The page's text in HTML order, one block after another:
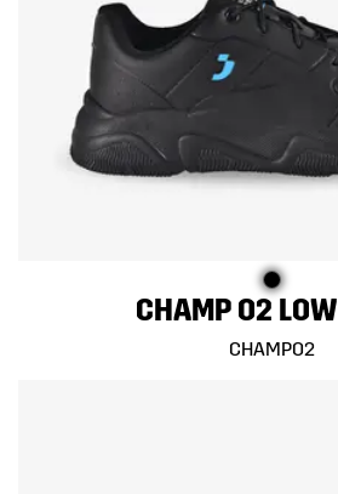
CHAMP O2 LOW
CHAMPO2